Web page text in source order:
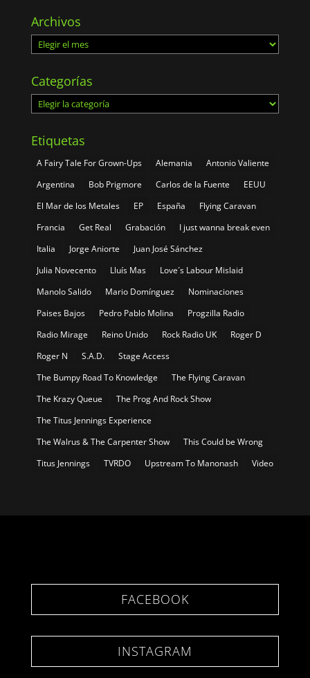
Archivos
Archivos
Categorías
Categorías
Etiquetas
A Fairy Tale For Grown-Ups Alemania
Antonio Valiente
Argentina
Bob Prigmore Carlos de la Fuente
EEUU
El Mar de los Metales
EP España
Flying Caravan
Francia
Get Real Grabación
I just wanna break even
Italia
Jorge Aniorte
Juan José Sánchez
Julia Novecento
Lluís Mas
Love´s Labour Mislaid
Manolo Salido
Mario Domínguez
Nominaciones
Paises Bajos
Pedro Pablo Molina
Progzilla Radio
Radio Mirage
Reino Unido Rock Radio UK
Roger D
Roger N
S.A.D.
Stage Access
The Bumpy Road To Knowledge
The Flying Caravan
The Krazy Queue
The Prog And Rock Show
The Titus Jennings Experience
The Walrus & The Carpenter Show
This Could be Wrong
Titus Jennings
TVRDO Upstream To Manonash Video
FACEBOOK
INSTAGRAM